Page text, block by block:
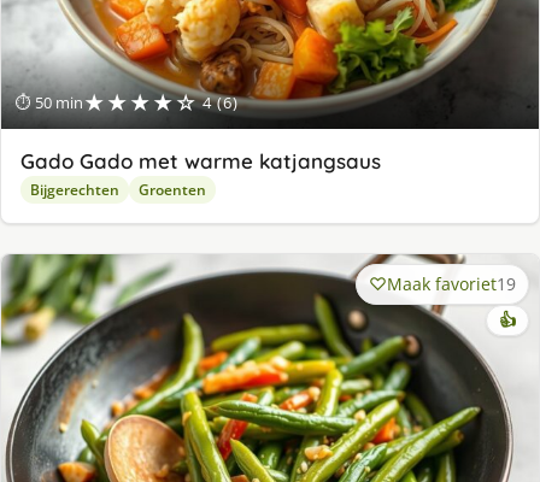
⏱ 50 min★★★★☆ 4 (6)
Gado Gado met warme katjangsaus
Bijgerechten Groenten
Maak favoriet19
👍